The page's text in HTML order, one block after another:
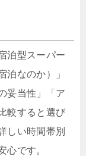
泊型スーパー
泊なのか）」
妥当性」「ア
較すると選び
しい時間帯別
心です。